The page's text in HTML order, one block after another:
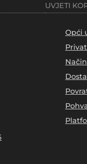
UVJETI
Opći